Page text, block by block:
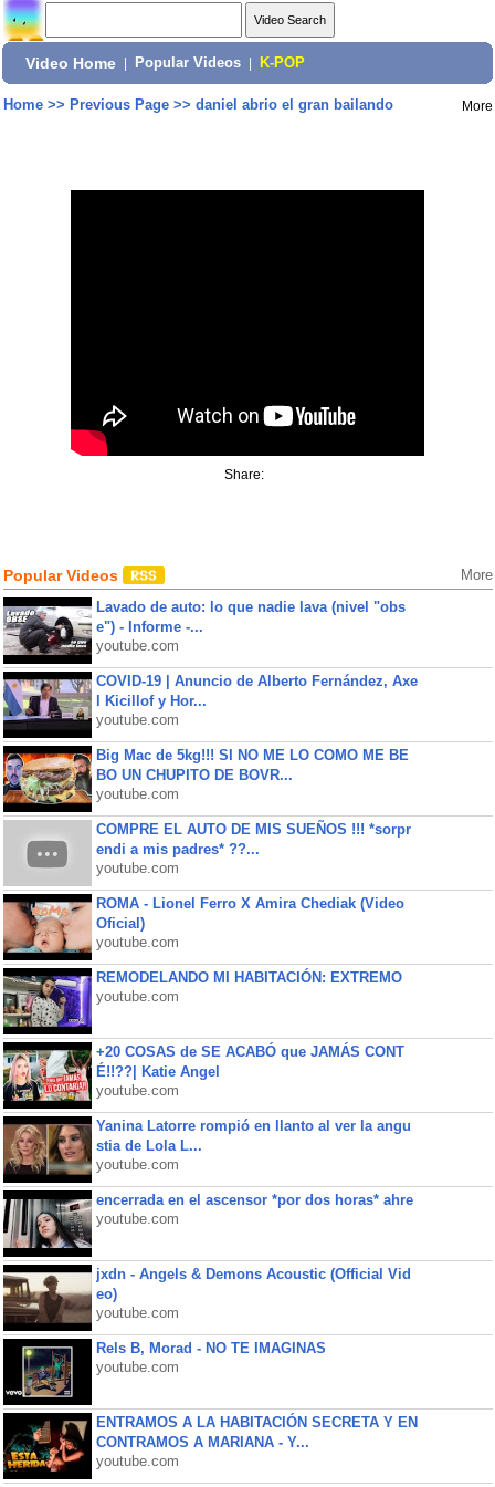
Video Home Popular Videos K-POP
Home>> Previous Page>> daniel abrio el gran bailando More
Share:
Popular Videos More
Lavado de auto: lo que nadie lava (nivel "obs
e") - Informe -...
youtube.com
COVID-19 | Anuncio de Alberto Fernández, Axe
l Kicillof y Hor...
youtube.com
Big Mac de 5kg!!! SI NO ME LO COMO ME BE
BO UN CHUPITO DE BOVR...
youtube.com
COMPRE EL AUTO DE MIS SUEÑOS !!! *sorpr
endi a mis padres* ??...
youtube.com
ROMA - Lionel Ferro X Amira Chediak (Video
Oficial)
youtube.com
REMODELANDO MI HABITACIÓN: EXTREMO
youtube.com
+20 COSAS de SE ACABÓ que JAMÁS CONT
É!!??| Katie Angel
youtube.com
Yanina Latorre rompió en llanto al ver la angu
stia de Lola L...
youtube.com
encerrada en el ascensor *por dos horas* ahre
youtube.com
jxdn - Angels & Demons Acoustic (Official Vid
eo)
youtube.com
Rels B, Morad - NO TE IMAGINAS
youtube.com
ENTRAMOS A LA HABITACIÓN SECRETA Y EN
CONTRAMOS A MARIANA - Y...
youtube.com